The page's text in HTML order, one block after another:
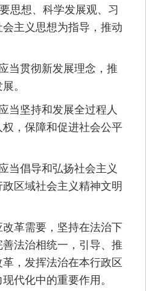
思想、科学发展观、习
主义思想为指导，推动
贯彻新发展理念，推
。
坚持和发展全过程人
，保障和促进社会公平
倡导和弘扬社会主义
区域社会主义精神文明
革需要，坚持在法治下
法治相统一，引导、推
，发挥法治在本行政区
代化中的重要作用。